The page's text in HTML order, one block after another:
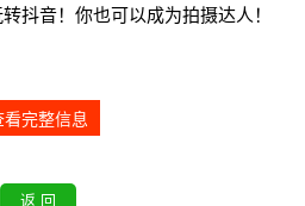
抖音！你也可以成为拍摄达人！
看完整信息